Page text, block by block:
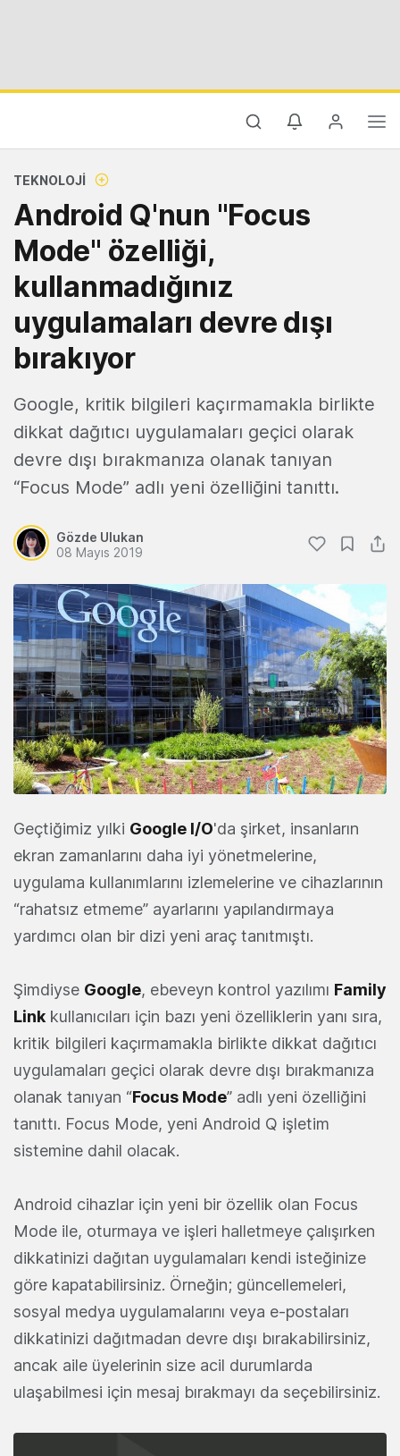
TEKNOLOJI
Android Q'nun "Focus
Mode" özelliği,
kullanmadığınız
uygulamaları devre dışı
bırakıyor
Google, kritik bilgileri kaçırmamakla birlikte
dikkat dağıtıcı uygulamaları geçici olarak
devre dışı bırakmanıza olanak tanıyan
“Focus Mode” adlı yeni özelliğini tanıttı.
Gözde Ulukan
08 Mayıs 2019
Geçtiğimiz yılki Google I/O'da şirket, insanların
ekran zamanlarını daha iyi yönetmelerine,
uygulama kullanımlarını izlemelerine ve cihazlarının
“rahatsız etmeme” ayarlarını yapılandırmaya
yardımcı olan bir dizi yeni araç tanıtmıştı.
Şimdiyse Google, ebeveyn kontrol yazılımı Family
Link kullanıcıları için bazı yeni özelliklerin yanı sıra,
kritik bilgileri kaçırmamakla birlikte dikkat dağıtıcı
uygulamaları geçici olarak devre dışı bırakmanıza
olanak tanıyan “Focus Mode” adlı yeni özelliğini
tanıttı. Focus Mode, yeni Android Q işletim
sistemine dahil olacak.
Android cihazlar için yeni bir özellik olan Focus
Mode ile, oturmaya ve işleri halletmeye çalışırken
dikkatinizi dağıtan uygulamaları kendi isteğinize
göre kapatabilirsiniz. Örneğin; güncellemeleri,
sosyal medya uygulamalarını veya e-postaları
dikkatinizi dağıtmadan devre dışı bırakabilirsiniz,
ancak aile üyelerinin size acil durumlarda
ulaşabilmesi için mesaj bırakmayı da seçebilirsiniz.